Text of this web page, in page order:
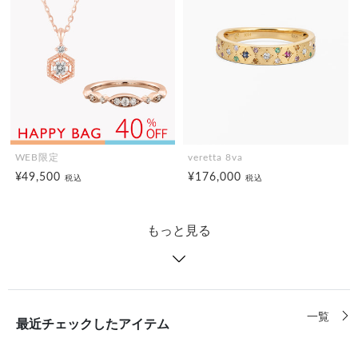
WEB限定
¥49,500税込
veretta 8va
¥176,000 税込
もっと見る
最近チェックしたアイテム
一覧